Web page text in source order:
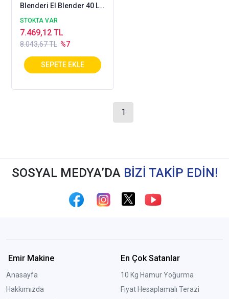
Blenderi El Blender 40 Lık
Üst Motoru Kısmı
STOKTA VAR
8.043,67 TL %7
7.469,12 TL
1
SOSYAL MEDYA’DA BİZİ TAKİP EDİN!
Emir Makine
Anasayfa
Hakkımızda
En Çok Satanlar
10 Kg Hamur Yoğurma
Fiyat Hesaplamalı Terazi